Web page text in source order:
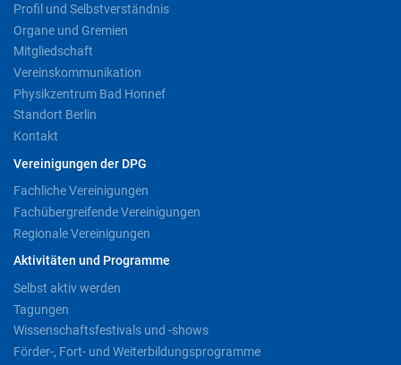
Profil und Selbstverständnis
Organe und Gremien
Mitgliedschaft
Vereinskommunikation
Physikzentrum Bad Honnef
Standort Berlin
Kontakt
Vereinigungen der DPG
Fachliche Vereinigungen
Fachübergreifende Vereinigungen
Regionale Vereinigungen
Aktivitäten und Programme
Selbst aktiv werden
Tagungen
Wissenschaftsfestivals und -shows
Förder-, Fort- und Weiterbildungsprogramme